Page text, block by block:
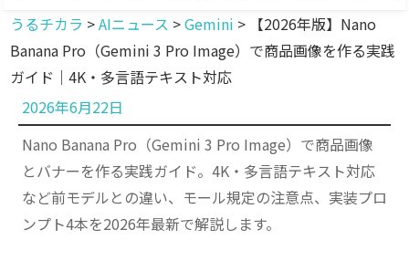
うるチカラ >AIニュース >Gemini > 【2026年版】Nano
Banana Pro（Gemini 3 Pro Image）で商品画像を作る実践
ガイド｜4K・多言語テキスト対応
Nano Banana Pro（Gemini 3 Pro Image）で商品画像
とバナーを作る実践ガイド。4K・多言語テキスト対応
など前モデルとの違い、モール規定の注意点、実装プロ
ンプト4本を2026年最新で解説します。
投
稿
2026年6月22日